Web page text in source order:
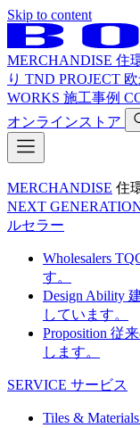
Skip to content
MERCHANDISE 住
り TND PROJECT
WORKS 施工事例
オンラインストア
MERCHANDISE 住
NEXT
ルセラー
Wholesalers
す。
Design Ability
しています。
Proposition 従
します。
SERVICE サービス
Tiles &